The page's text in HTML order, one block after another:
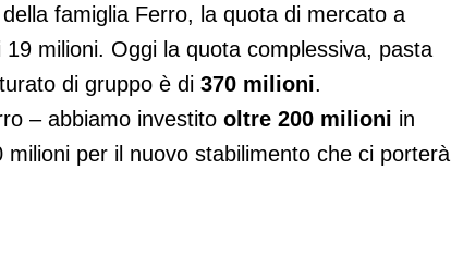
famiglia Ferro, la quota di mercato a
milioni. Oggi la quota complessiva, pasta
di gruppo è di 370 milioni.
– abbiamo investito oltre 200 milioni in
per il nuovo stabilimento che ci